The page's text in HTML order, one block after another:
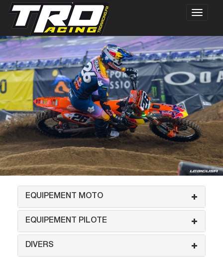
EQUIPEMENT MOTO
EQUIPEMENT PILOTE
DIVERS